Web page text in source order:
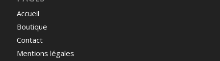
Accueil
Boutique
Contact
Mentions légales